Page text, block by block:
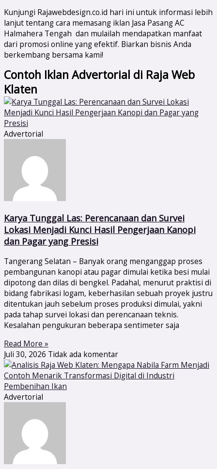
Kunjungi Rajawebdesign.co.id hari ini untuk informasi lebih
lanjut tentang cara memasang iklan Jasa Pasang AC
Halmahera Tengah dan mulailah mendapatkan manfaat
dari promosi online yang efektif. Biarkan bisnis Anda
berkembang bersama kami!
Contoh Iklan Advertorial di Raja Web
Klaten
Advertorial
Karya Tunggal Las: Perencanaan dan Survei
Lokasi Menjadi Kunci Hasil Pengerjaan Kanopi
dan Pagar yang Presisi
Tangerang Selatan – Banyak orang menganggap proses
pembangunan kanopi atau pagar dimulai ketika besi mulai
dipotong dan dilas di bengkel. Padahal, menurut praktisi di
bidang fabrikasi logam, keberhasilan sebuah proyek justru
ditentukan jauh sebelum proses produksi dimulai, yakni
pada tahap survei lokasi dan perencanaan teknis.
Kesalahan pengukuran beberapa sentimeter saja
Read More »
Juli 30, 2026 Tidak ada komentar
Advertorial